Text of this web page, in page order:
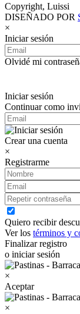
Copyright, Luissi
DISEÑADO POR
×
Iniciar sesión
Olvidé mi
Iniciar sesión
Continuar como
Crear una cuenta
×
Registrarme
Quiero recibir
Ver los términos y
Finalizar registro
o iniciar sesión
×
Aceptar
×